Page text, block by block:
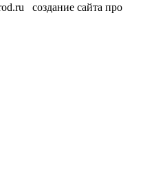
создание сайта про